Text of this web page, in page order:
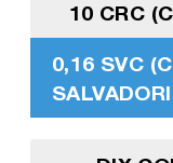
10 CRC
0,16 SVC